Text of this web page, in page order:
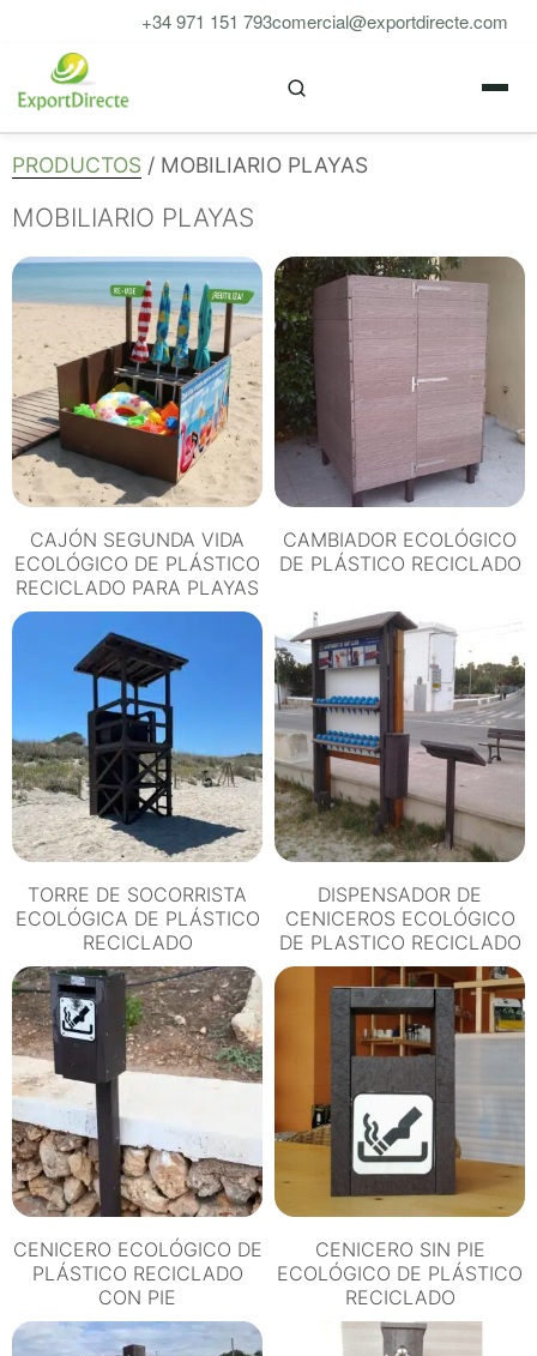
contenido
+34 971 151 793comercial@exportdirecte.com
PRODUCTOS / MOBILIARIO PLAYAS
MOBILIARIO PLAYAS
CAJÓN SEGUNDA VIDA
ECOLÓGICO DE PLÁSTICO
RECICLADO PARA PLAYAS
CAMBIADOR ECOLÓGICO
DE PLÁSTICO RECICLADO
TORRE DE SOCORRISTA
ECOLÓGICA DE PLÁSTICO
RECICLADO
DISPENSADOR DE
CENICEROS ECOLÓGICO
DE PLASTICO RECICLADO
CENICERO ECOLÓGICO DE
PLÁSTICO RECICLADO
CON PIE
CENICERO SIN PIE
ECOLÓGICO DE PLÁSTICO
RECICLADO